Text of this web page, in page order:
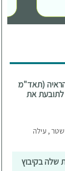
(תאד"מ
לתובעת את
שטר , עילה
שלה בקיבוץ